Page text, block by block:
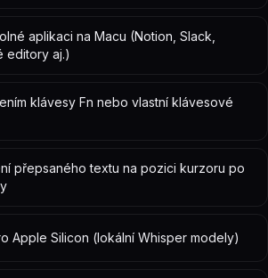
aplikaci na Macu (Notion, Slack,
editory aj.)
klávesy Fn nebo vlastní klávesové
přepsaného textu na pozici kurzoru po
Apple Silicon (lokální Whisper modely)